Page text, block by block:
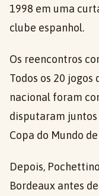
1998 em uma
clube espanhol.
Os reencontros
Todos os 20
nacional foram
disputaram juntos
Copa do Mundo
Depois,
Bordeaux antes